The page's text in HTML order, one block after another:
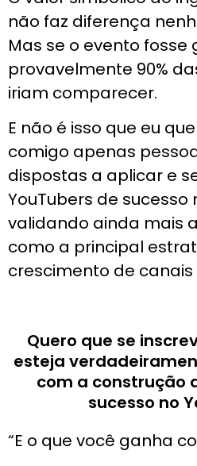
não faz diferença
Mas se o evento fosse
provavelmente 90%
iriam comparecer.
E não é isso que eu
comigo apenas
dispostas a aplicar e
YouTubers de sucesso
validando ainda mais
como a principal
crescimento de canais
Quero que se
esteja
com a construção
sucesso no
“E o que você ganha